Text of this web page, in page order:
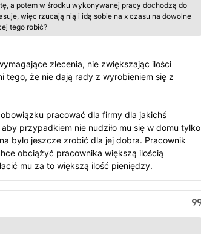
a potem w środku wykonywanej pracy dochodzą do
więc rzucają nią i idą sobie na x czasu na dowolne
tego robić?
zlecenia, nie zwiększając ilości
tego, że nie dają rady z wyrobieniem się z
pracować dla firmy dla jakichś
przypadkiem nie nudziło mu się w domu tylko
było jeszcze zrobić dla jej dobra. Pracownik
obciążyć pracownika większą ilością
mu za to większą ilość pieniędzy.